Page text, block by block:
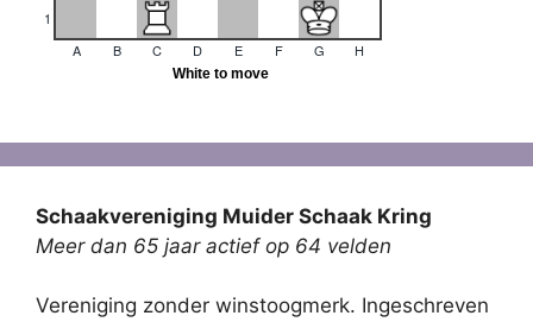
Schaakvereniging Muider Schaak Kring
Meer dan 65 jaar actief op 64 velden
Vereniging zonder winstoogmerk. Ingeschreven